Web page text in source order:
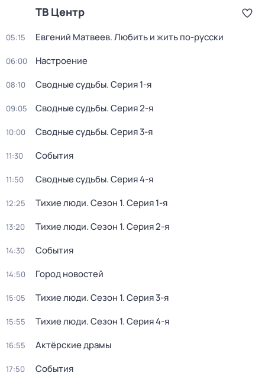
ТВ Центр
05:15 Евгений Матвеев. Любить и жить по-русски
06:00 Настроение
08:10 Сводные судьбы. Серия 1-я
09:05 Сводные судьбы. Серия 2-я
10:00 Сводные судьбы. Серия 3-я
11:30 События
11:50 Сводные судьбы. Серия 4-я
12:25 Тихие люди. Сезон 1. Серия 1-я
13:20 Тихие люди. Сезон 1. Серия 2-я
14:30 События
14:50 Город новостей
15:05 Тихие люди. Сезон 1. Серия 3-я
15:55 Тихие люди. Сезон 1. Серия 4-я
16:55 Актёрские драмы
17:50 События